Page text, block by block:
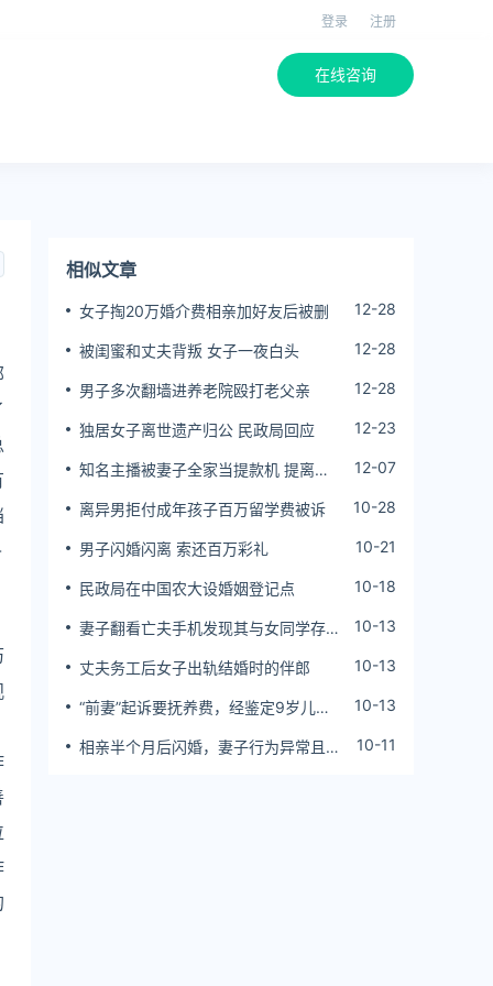
登录 注册
在线咨询
相似文章
女子掏20万婚介费相亲加好友后被删 12-28
被闺蜜和丈夫背叛 女子一夜白头 12-28
男子多次翻墙进养老院殴打老父亲 12-28
独居女子离世遗产归公 民政局回应 12-23
知名主播被妻子全家当提款机 提离婚
12-07
离异男拒付成年孩子百万留学费被诉 10-28
男子闪婚闪离 索还百万彩礼 10-21
民政局在中国农大设婚姻登记点 10-18
妻子翻看亡夫手机发现其与女同学存婚
10-13
丈夫务工后女子出轨结婚时的伴郎 10-13
“前妻”起诉要抚养费，经鉴定9岁儿子
10-13
相亲半个月后闪婚，妻子行为异常且持
10-11